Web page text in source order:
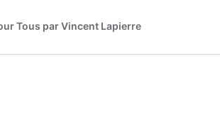
Tous par Vincent Lapierre